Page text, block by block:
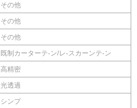
その他
その他
その他
既制カーターテ-ン/レ-スカーンテ-ン
高精密
光透過
シンプ